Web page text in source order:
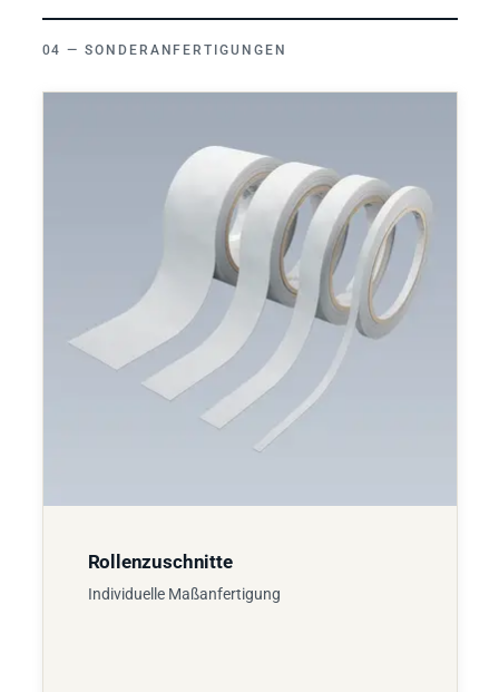
SONDERANFERTIGUNGEN
Rollenzuschnitte
Individuelle Maßanfertigung